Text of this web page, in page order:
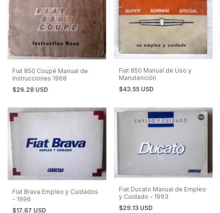
Fiat 850 Coupé Manual de
Instrucciones 1968
$26.28 USD
Fiat 850 Manual de Uso y
Manutención
$43.55 USD
Fiat Brava Empleo y Cuidados
- 1996
$17.87 USD
Fiat Ducato Manual de Empleo
y Cuidado - 1993
$29.13 USD